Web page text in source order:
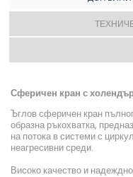
Сферичен кран с
Ъглов сферичен кран
образна ръкохватка,
на потока в системи с
неагресивни среди.
Високо качество и